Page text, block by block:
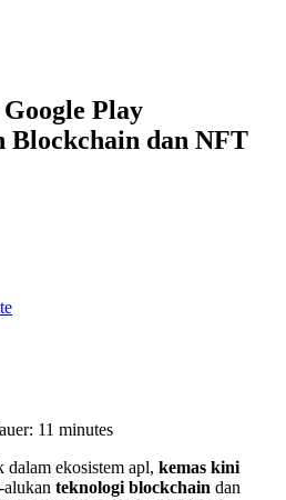
Play
Blockchain dan NFT
11 minutes
dalam ekosistem apl, kemas kini
alukan teknologi blockchain dan